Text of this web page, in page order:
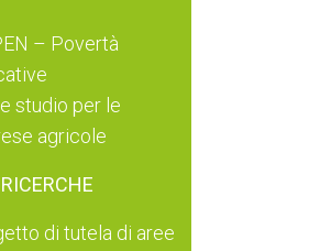
– Povertà
studio per le
agricole
di tutela di aree